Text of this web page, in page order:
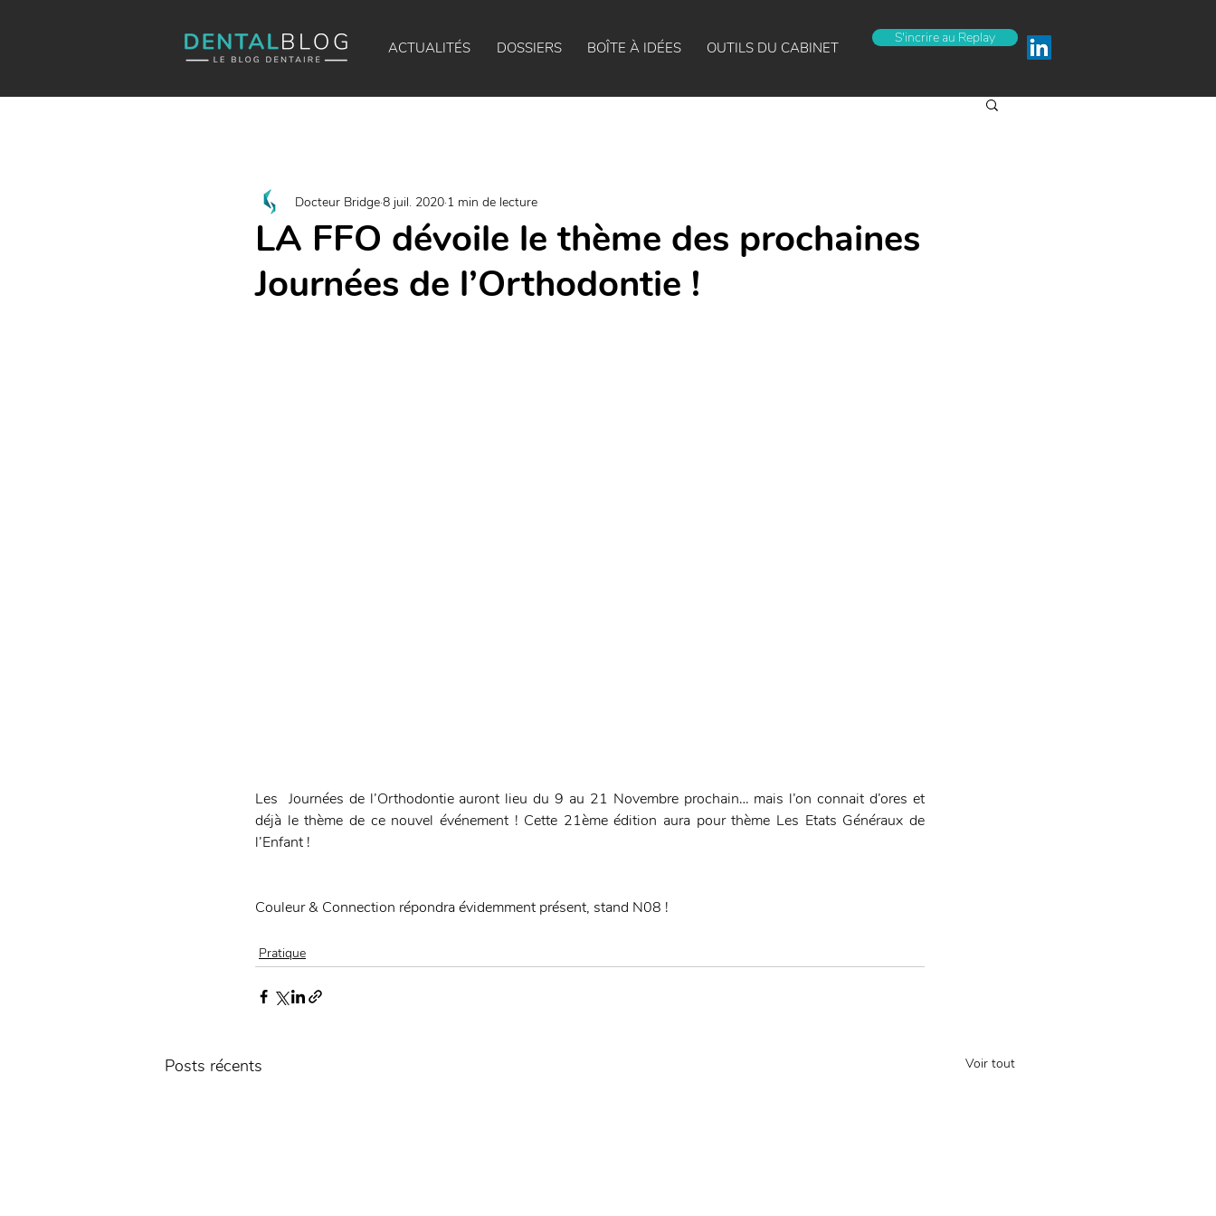
ACTUALITÉS DOSSIERS BOÎTE À IDÉES OUTILS DU CABINET
S'incrire au Replay
LA FFO dévoile le thème des prochaines
Journées de l’Orthodontie !
Docteur Bridge8 juil. 2020 1 min de lecture
Les  Journées de l’Orthodontie auront lieu du 9 au 21 Novembre prochain… mais l’on connait d’ores et
déjà le thème de ce nouvel événement ! Cette 21ème édition aura pour thème Les Etats Généraux de
l’Enfant !
Couleur & Connection répondra évidemment présent, stand N08 !
Pratique
Posts récents Voir tout